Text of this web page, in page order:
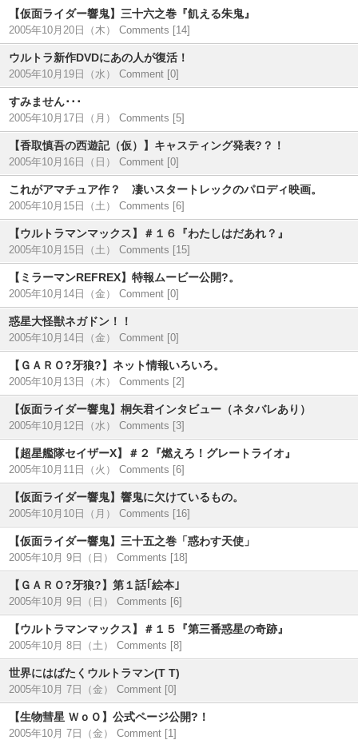
【仮面ライダー響鬼】三十六之巻『飢える朱鬼』
2005年10月20日（木） Comments [14]
ウルトラ新作DVDにあの人が復活！
2005年10月19日（水） Comment [0]
すみません･･･
2005年10月17日（月） Comments [5]
【香取慎吾の西遊記（仮）】キャスティング発表?？！
2005年10月16日（日） Comment [0]
これがアマチュア作？ 凄いスタートレックのパロディ映画。
2005年10月15日（土） Comments [6]
【ウルトラマンマックス】＃１６『わたしはだあれ？』
2005年10月15日（土） Comments [15]
【ミラーマンREFREX】特報ムービー公開?。
2005年10月14日（金） Comment [0]
惑星大怪獣ネガドン！！
2005年10月14日（金） Comment [0]
【ＧＡＲＯ?牙狼?】ネット情報いろいろ。
2005年10月13日（木） Comments [2]
【仮面ライダー響鬼】桐矢君インタビュー（ネタバレあり）
2005年10月12日（水） Comments [3]
【超星艦隊セイザーX】＃２『燃えろ！グレートライオ』
2005年10月11日（火） Comments [6]
【仮面ライダー響鬼】響鬼に欠けているもの。
2005年10月10日（月） Comments [16]
【仮面ライダー響鬼】三十五之巻「惑わす天使」
2005年10月 9日（日） Comments [18]
【ＧＡＲＯ?牙狼?】第１話｢絵本｣
2005年10月 9日（日） Comments [6]
【ウルトラマンマックス】＃１５『第三番惑星の奇跡』
2005年10月 8日（土） Comments [8]
世界にはばたくウルトラマン(T T)
2005年10月 7日（金） Comment [0]
【生物彗星 ＷｏＯ】公式ページ公開?！
2005年10月 7日（金） Comment [1]